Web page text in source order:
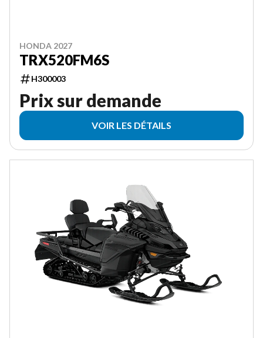
HONDA 2027
TRX520FM6S
H300003
Prix sur demande
VOIR LES DÉTAILS